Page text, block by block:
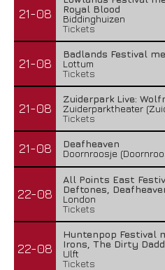
21-08
Royal Blood
Biddinghuizen
Tickets
21-08
Badlands Festival
Lottum
Tickets
21-08
Zuiderpark Live:
Zuiderparktheater
Tickets
21-08
Deafheaven
Doornroosje
22-08
All Points East
Deftones,
London
Tickets
22-08
Huntenpop Festival
Irons, The Dirty
Ulft
Tickets